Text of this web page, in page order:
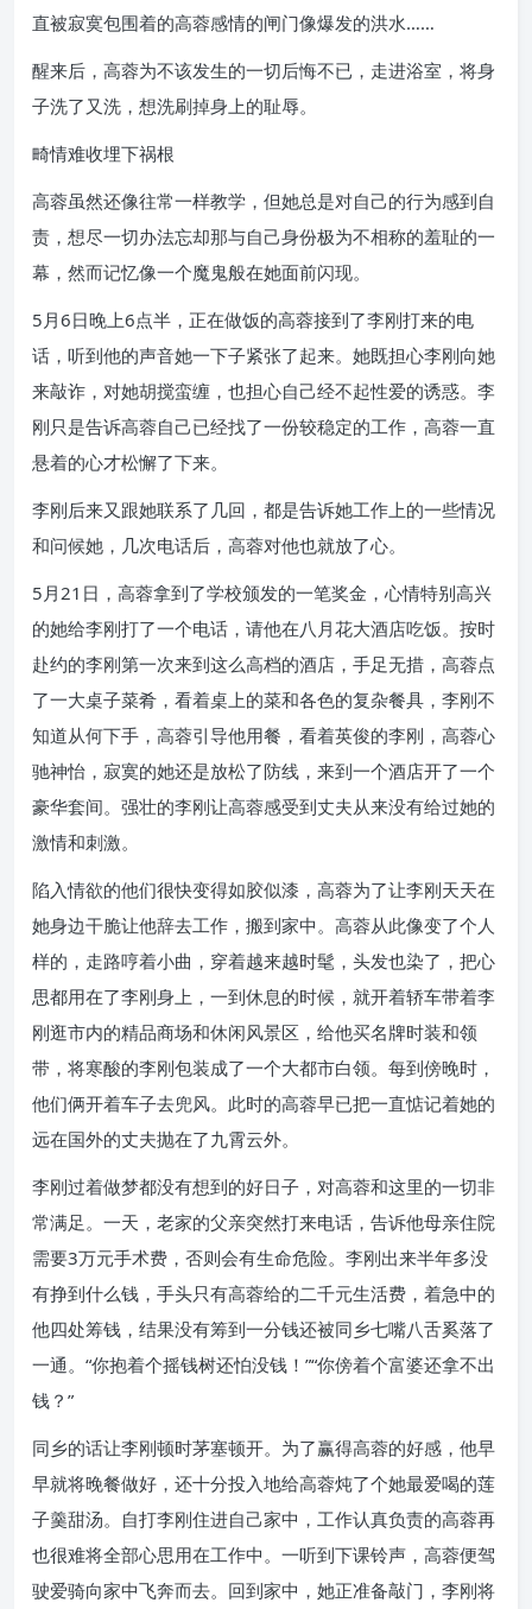
直被寂寞包围着的高蓉感情的闸门像爆发的洪水……
醒来后，高蓉为不该发生的一切后悔不已，走进浴室，将身
子洗了又洗，想洗刷掉身上的耻辱。
畸情难收埋下祸根
高蓉虽然还像往常一样教学，但她总是对自己的行为感到自
责，想尽一切办法忘却那与自己身份极为不相称的羞耻的一
幕，然而记忆像一个魔鬼般在她面前闪现。
5月6日晚上6点半，正在做饭的高蓉接到了李刚打来的电
话，听到他的声音她一下子紧张了起来。她既担心李刚向她
来敲诈，对她胡搅蛮缠，也担心自己经不起性爱的诱惑。李
刚只是告诉高蓉自己已经找了一份较稳定的工作，高蓉一直
悬着的心才松懈了下来。
李刚后来又跟她联系了几回，都是告诉她工作上的一些情况
和问候她，几次电话后，高蓉对他也就放了心。
5月21日，高蓉拿到了学校颁发的一笔奖金，心情特别高兴
的她给李刚打了一个电话，请他在八月花大酒店吃饭。按时
赴约的李刚第一次来到这么高档的酒店，手足无措，高蓉点
了一大桌子菜肴，看着桌上的菜和各色的复杂餐具，李刚不
知道从何下手，高蓉引导他用餐，看着英俊的李刚，高蓉心
驰神怡，寂寞的她还是放松了防线，来到一个酒店开了一个
豪华套间。强壮的李刚让高蓉感受到丈夫从来没有给过她的
激情和刺激。
陷入情欲的他们很快变得如胶似漆，高蓉为了让李刚天天在
她身边干脆让他辞去工作，搬到家中。高蓉从此像变了个人
样的，走路哼着小曲，穿着越来越时髦，头发也染了，把心
思都用在了李刚身上，一到休息的时候，就开着轿车带着李
刚逛市内的精品商场和休闲风景区，给他买名牌时装和领
带，将寒酸的李刚包装成了一个大都市白领。每到傍晚时，
他们俩开着车子去兜风。此时的高蓉早已把一直惦记着她的
远在国外的丈夫抛在了九霄云外。
李刚过着做梦都没有想到的好日子，对高蓉和这里的一切非
常满足。一天，老家的父亲突然打来电话，告诉他母亲住院
需要3万元手术费，否则会有生命危险。李刚出来半年多没
有挣到什么钱，手头只有高蓉给的二千元生活费，着急中的
他四处筹钱，结果没有筹到一分钱还被同乡七嘴八舌奚落了
一通。“你抱着个摇钱树还怕没钱！”“你傍着个富婆还拿不出
钱？”
同乡的话让李刚顿时茅塞顿开。为了赢得高蓉的好感，他早
早就将晚餐做好，还十分投入地给高蓉炖了个她最爱喝的莲
子羹甜汤。自打李刚住进自己家中，工作认真负责的高蓉再
也很难将全部心思用在工作中。一听到下课铃声，高蓉便驾
驶爱骑向家中飞奔而去。回到家中，她正准备敲门，李刚将